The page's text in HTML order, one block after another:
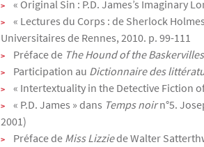
« Original Sin : P.D. James’s Imaginary
« Lectures du Corps : de Sherlock
Universitaires de Rennes, 2010. p. 99-111
Préface de The Hound of the Baskervilles
Participation au Dictionnaire des
« Intertextuality in the Detective Fiction of
« P.D. James » dans Temps noirn°5.
2001)
Préface de Miss Lizziede Walter